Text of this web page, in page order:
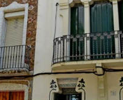
En aquest cas l’arquitecte
jugar amb els contrastos
vist i la ceràmica.
obra de Josep Badia Rubí
modernista està present